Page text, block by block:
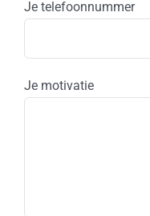
Je telefoonnummer
Je motivatie